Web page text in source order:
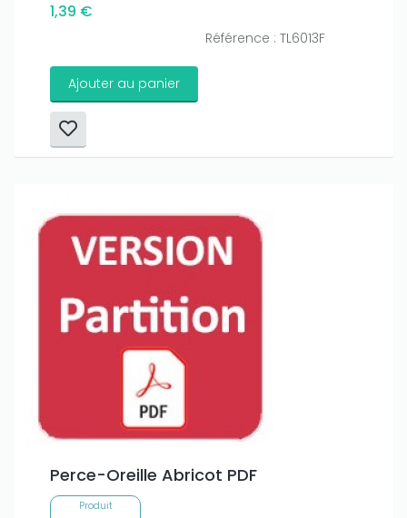
1,39 €
Référence : TL6013F
Ajouter au panier
Perce-Oreille Abricot PDF
Produit